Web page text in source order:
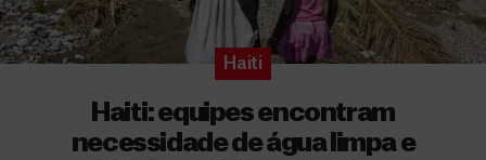
Haiti
Haiti: equipes encontram
necessidade de água limpa e